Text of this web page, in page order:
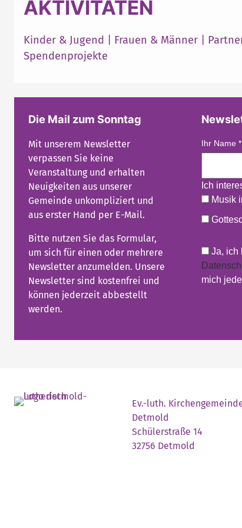
AKTIVITÄTEN
Kinder & Jugend Frauen & Männer
Spendenprojekte
Die Mail zum Sonntag
Mit unserem Newsletter
verpassen Sie keine
Veranstaltung und erhalten
Neuigkeiten aus unserer
Gemeinde unkompliziert und
aus erster Hand per E-Mail.
Bitte nutzen Sie das Formular,
um sich für einen oder mehrere
Newsletter anzumelden. Unsere
Newsletter sind kostenfrei und
können jederzeit abbestellt
werden.
Ihr Name*
Ich
Musik
Ja, ich
mich
Ev.-luth.
Detmold
Schülerstraße 14
32756 Detmold